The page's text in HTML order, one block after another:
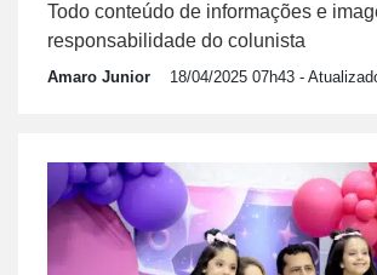
Todo conteúdo de informações e
responsabilidade do colunista
Amaro Junior 18/04/2025 07h43 -